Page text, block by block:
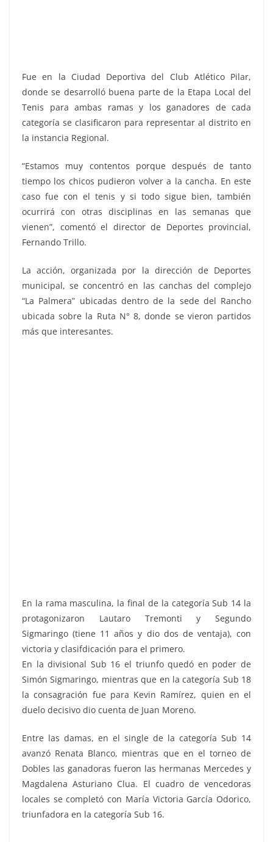
Fue en la Ciudad Deportiva del Club Atlético Pilar,
donde se desarrolló buena parte de la Etapa Local del
Tenis para ambas ramas y los ganadores de cada
categoría se clasificaron para representar al distrito en
la instancia Regional.
“Estamos muy contentos porque después de tanto
tiempo los chicos pudieron volver a la cancha. En este
caso fue con el tenis y si todo sigue bien, también
ocurrirá con otras disciplinas en las semanas que
vienen”, comentó el director de Deportes provincial,
Fernando Trillo.
La acción, organizada por la dirección de Deportes
municipal, se concentró en las canchas del complejo
“La Palmera” ubicadas dentro de la sede del Rancho
ubicada sobre la Ruta N° 8, donde se vieron partidos
más que interesantes.
En la rama masculina, la final de la categoría Sub 14 la
protagonizaron Lautaro Tremonti y Segundo
Sigmaringo (tiene 11 años y dio dos de ventaja), con
victoria y clasifdicación para el primero.
En la divisional Sub 16 el triunfo quedó en poder de
Simón Sigmaringo, mientras que en la categoría Sub 18
la consagración fue para Kevin Ramírez, quien en el
duelo decisivo dio cuenta de Juan Moreno.
Entre las damas, en el single de la categoría Sub 14
avanzó Renata Blanco, mientras que en el torneo de
Dobles las ganadoras fueron las hermanas Mercedes y
Magdalena Asturiano Clua. El cuadro de vencedoras
locales se completó con María Victoria García Odorico,
triunfadora en la categoría Sub 16.